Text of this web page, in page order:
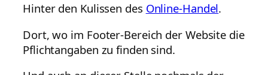
Hinter den Kulissen des Online-Handel.
Dort, wo im Footer-Bereich der Website die
Pflichtangaben zu finden sind.